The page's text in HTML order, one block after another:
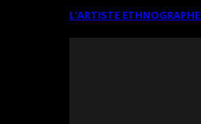
L’ARTISTE